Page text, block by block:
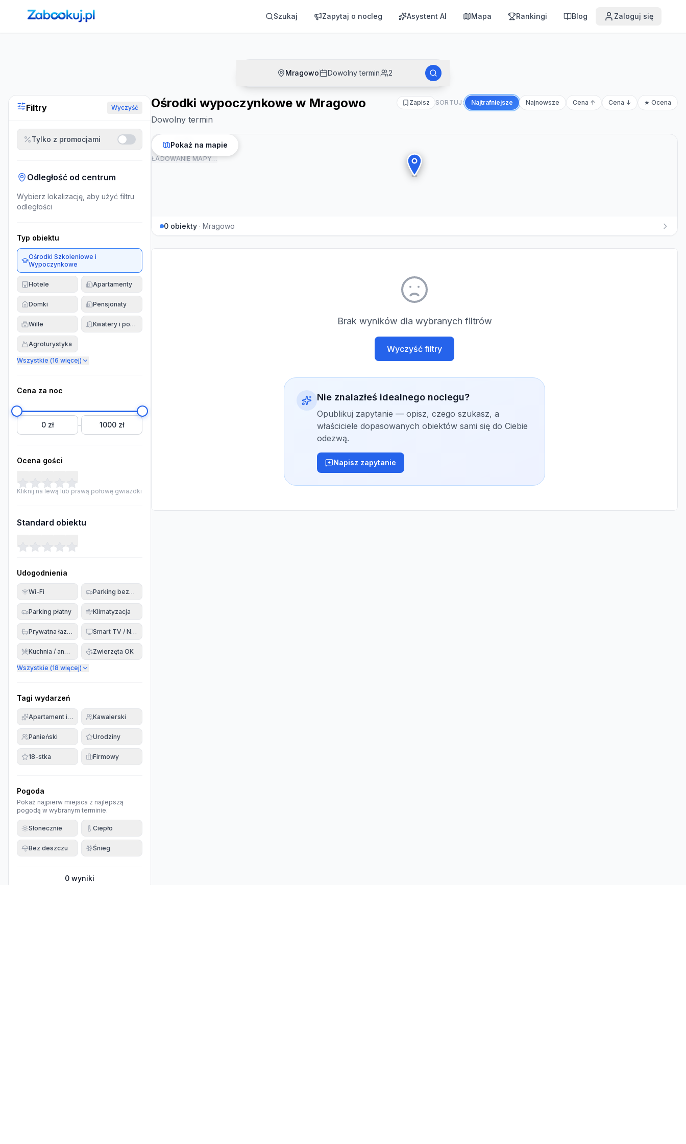
Strona główna ›Noclegi Szukaj Zapytaj o nocleg Asystent AI Mapa Rankingi Blog Zaloguj się
Mragowo Dowolny termin 2
Filtry Wyczyść
Tylko z promocjami
Odległość od centrum
Wybierz lokalizację, aby użyć filtru
odległości
Typ obiektu
Ośrodki Szkoleniowe i
Wypoczynkowe
Hotele Apartamenty
Domki Pensjonaty
Wille Kwatery i pokoje
Agroturystyka
Wszystkie (16 więcej)
Cena za noc
0 zł – 1000 zł
Ocena gości
Kliknij na lewą lub prawą połowę gwiazdki
Standard obiektu
Udogodnienia
Wi-Fi Parking bezpłatny
Parking płatny Klimatyzacja
Prywatna łazienka Smart TV / Netflix
Kuchnia / aneks Zwierzęta OK
Wszystkie (18 więcej)
Tagi wydarzeń
Apartament imprezowyKawalerski
Panieński Urodziny
18-stka Firmowy
Pogoda
Pokaż najpierw miejsca z najlepszą
pogodą w wybranym terminie.
Słonecznie Ciepło
Bez deszczu Śnieg
0 wyniki
Ośrodki wypoczynkowe w Mragowo
Dowolny termin
Zapisz SORTUJ: Najtrafniejsze Najnowsze Cena ↑ Cena ↓ ★ Ocena
ŁADOWANIE MAPY…
Pokaż na mapie
0 obiekty · Mragowo
Brak wyników dla wybranych filtrów
Wyczyść filtry
Nie znalazłeś idealnego noclegu?
Opublikuj zapytanie — opisz, czego szukasz, a
właściciele dopasowanych obiektów sami się do Ciebie
odezwą.
Napisz zapytanie